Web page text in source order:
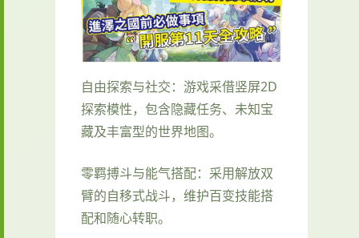
自由探索与社交：游戏采借竖屏2D
探索模性，包含隐藏任务、未知宝
藏及丰富型的世界地图。
零羁搏斗与能气搭配：采用解放双
臂的自移式战斗，维护百变技能搭
配和随心转职。